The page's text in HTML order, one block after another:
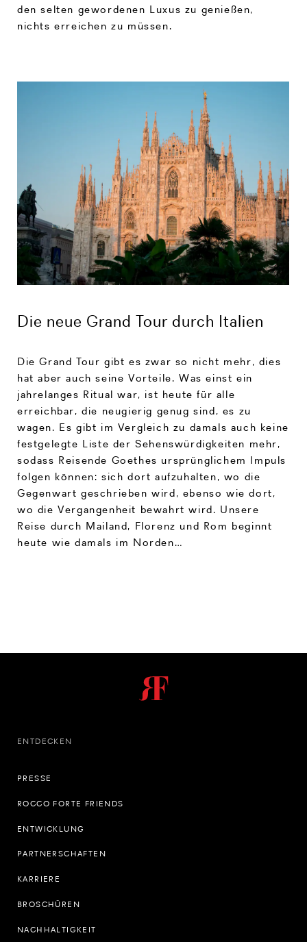
den selten gewordenen Luxus zu genießen,
nichts erreichen zu müssen.
Die neue Grand Tour durch Italien
Die Grand Tour gibt es zwar so nicht mehr, dies
hat aber auch seine Vorteile. Was einst ein
jahrelanges Ritual war, ist heute für alle
erreichbar, die neugierig genug sind, es zu
wagen. Es gibt im Vergleich zu damals auch keine
festgelegte Liste der Sehenswürdigkeiten mehr,
sodass Reisende Goethes ursprünglichem Impuls
folgen können: sich dort aufzuhalten, wo die
Gegenwart geschrieben wird, ebenso wie dort,
wo die Vergangenheit bewahrt wird. Unsere
Reise durch Mailand, Florenz und Rom beginnt
heute wie damals im Norden…
ENTDECKEN
PRESSE
ROCCO FORTE FRIENDS
ENTWICKLUNG
PARTNERSCHAFTEN
KARRIERE
BROSCHÜREN
NACHHALTIGKEIT